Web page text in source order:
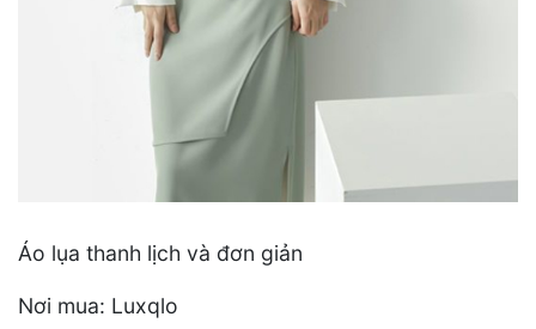
Áo lụa thanh lịch và đơn giản
Nơi mua: Luxqlo